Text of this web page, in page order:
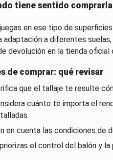
tiene sentido comprarla
en ese tipo de
adaptación a diferentes
devolución en la tienda oficial
de comprar: qué revisar
que el tallaje te resulte
cuánto te importa el
en cuenta las condiciones de
el control del balón y